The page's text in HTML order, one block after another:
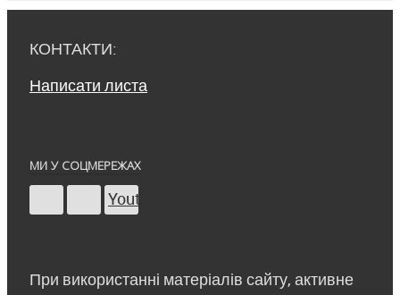
КОНТАКТИ:
Написати листа
МИ У СОЦМЕРЕЖАХ
Youtube
При використанні матеріалів сайту, активне